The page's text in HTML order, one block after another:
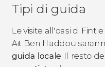
Tipi di guida
Le visite all'oasi di Fint
Ait Ben Haddou
guida locale. Il resto